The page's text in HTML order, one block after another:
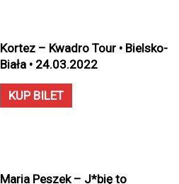
Kortez – Kwadro Tour • Bielsko-
Biała • 24.03.2022
KUP BILET
Maria Peszek – J*bię to